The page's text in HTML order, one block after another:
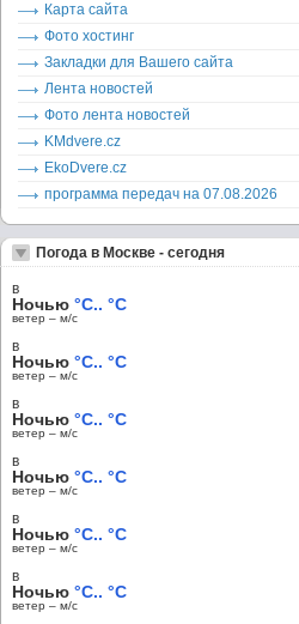
Карта сайта
Фото хостинг
Закладки для Вашего сайта
Лента новостей
Фото лента новостей
KMdvere.cz
EkoDvere.cz
программа передач на 07.08.2026
Погода в Москве - сегодня
в
Ночью °C.. °C
ветер – м/c
в
Ночью °C.. °C
ветер – м/c
в
Ночью °C.. °C
ветер – м/c
в
Ночью °C.. °C
ветер – м/c
в
Ночью °C.. °C
ветер – м/c
в
Ночью °C.. °C
ветер – м/c